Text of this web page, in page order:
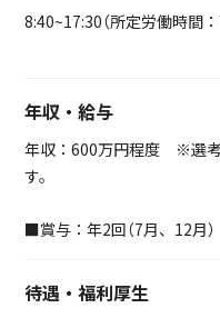
8:40~17:30（所定労働時間：
年収・給与
年収：600万円程度 ※選考
す。
■賞与：年2回（7月、12月）
待遇・福利厚生